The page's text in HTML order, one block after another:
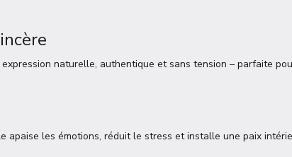
naturelle, authentique et sans tension – parfaite
apaise les émotions, réduit le stress et installe une paix